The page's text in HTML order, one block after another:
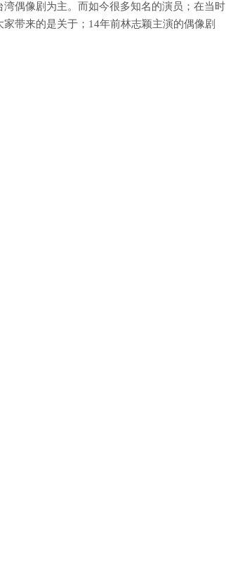
偶像剧为主。而如今很多知名的演员；在当时
带来的是关于；14年前林志颖主演的偶像剧